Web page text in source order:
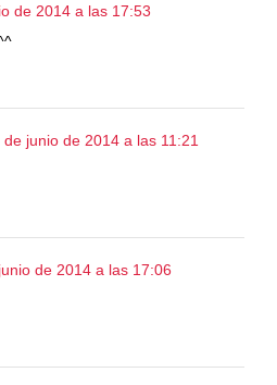
de 2014 a las 17:53
de junio de 2014 a las 11:21
de 2014 a las 17:06